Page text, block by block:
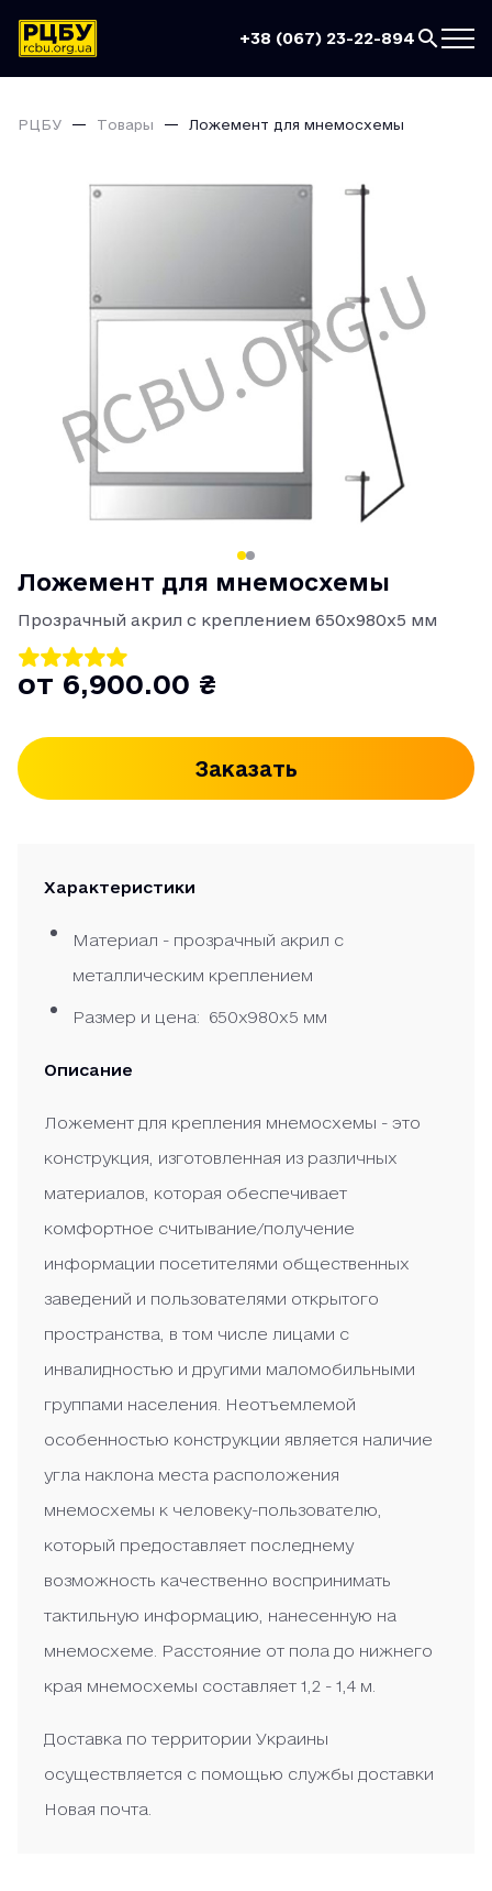
+38 (067) 23-22-894
РЦБУ Товары Ложемент для мнемосхемы
Ложемент для мнемосхемы
Прозрачный акрил с креплением 650х980х5 мм
от 6,900.00 ₴
Заказать
Характеристики
Материал - прозрачный акрил с
металлическим креплением
Размер и цена: 650х980х5 мм
Описание
Ложемент для крепления мнемосхемы - это
конструкция, изготовленная из различных
материалов, которая обеспечивает
комфортное считывание/получение
информации посетителями общественных
заведений и пользователями открытого
пространства, в том числе лицами с
инвалидностью и другими маломобильными
группами населения. Неотъемлемой
особенностью конструкции является наличие
угла наклона места расположения
мнемосхемы к человеку-пользователю,
который предоставляет последнему
возможность качественно воспринимать
тактильную информацию, нанесенную на
мнемосхеме. Расстояние от пола до нижнего
края мнемосхемы составляет 1,2 - 1,4 м.
Доставка по территории Украины
осуществляется с помощью службы доставки
Новая почта.